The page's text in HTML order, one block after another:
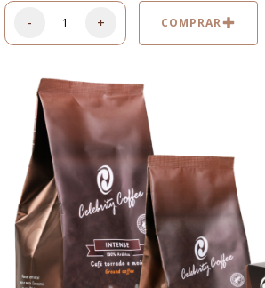
- + COMPRAR